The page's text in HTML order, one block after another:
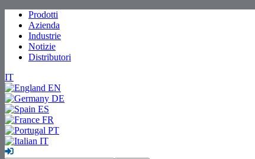
Prodotti
Azienda
Industrie
Notizie
Distributori
IT
EN
DE
ES
FR
PT
IT